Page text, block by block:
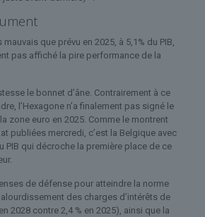
que prévu en 2025, à 5,1% du PIB,
pas affiché la pire performance de la
le bonnet d’âne. Contrairement à ce
l’Hexagone n’a finalement pas signé le
zone euro en 2025. Comme le montrent
publiées mercredi, c’est la Belgique avec
PIB qui décroche la première place de ce
de défense pour atteindre la norme
des charges d’intérêts de
2028 contre 2,4 % en 2025), ainsi que la